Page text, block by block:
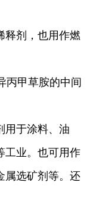
释剂，也用作燃
丙甲草胺的中间
用于涂料、油
工业。也可用作
属选矿剂等。还